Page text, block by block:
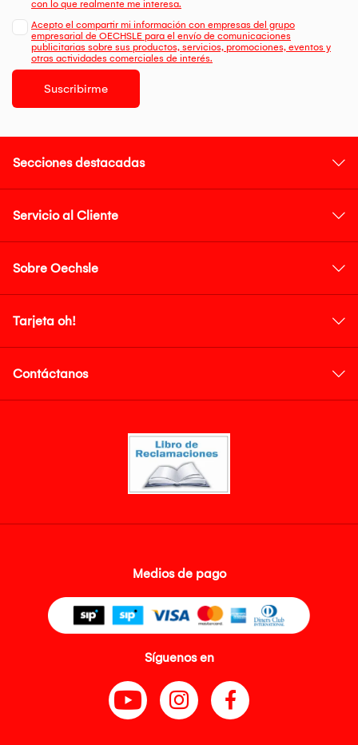
con lo que realmente me interesa.
Acepto el compartir mi información con empresas del grupo
empresarial de OECHSLE para el envío de comunicaciones
publicitarias sobre sus productos, servicios, promociones, eventos y
otras actividades comerciales de interés.
Suscribirme
Secciones destacadas
Servicio al Cliente
Sobre Oechsle
Tarjeta oh!
Contáctanos
Medios de pago
Síguenos en